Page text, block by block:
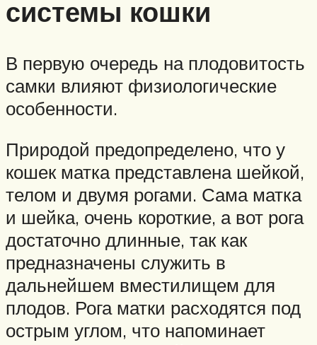
системы кошки
В первую очередь на плодовитость
самки влияют физиологические
особенности.
Природой предопределено, что у
кошек матка представлена шейкой,
телом и двумя рогами. Сама матка
и шейка, очень короткие, а вот рога
достаточно длинные, так как
предназначены служить в
дальнейшем вместилищем для
плодов. Рога матки расходятся под
острым углом, что напоминает